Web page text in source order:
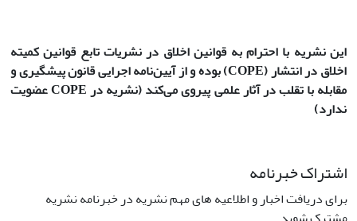
این نشریه با احترام به قوانین اخلاق در نشریات تابع قوانین کمیته
اخلاق در انتشار(COPE)بوده و از آیین‌نامه اجرایی قانون پیشگیری و
مقابله با تقلب در آثار علمی پیروی می‌کند (نشریه در COPE عضویت
ندارد)
اشتراک خبرنامه
برای دریافت اخبار و اطلاعیه های مهم نشریه در خبرنامه نشریه